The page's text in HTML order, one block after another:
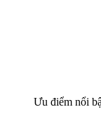
Ưu điểm nổi